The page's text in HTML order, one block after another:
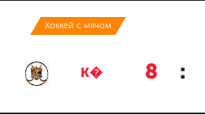
Хоккей с мячом
К� 8 :